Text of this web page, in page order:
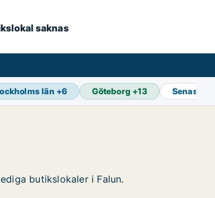
saknas
län +6 Göteborg +13 Senaste
butikslokaler i Falun.